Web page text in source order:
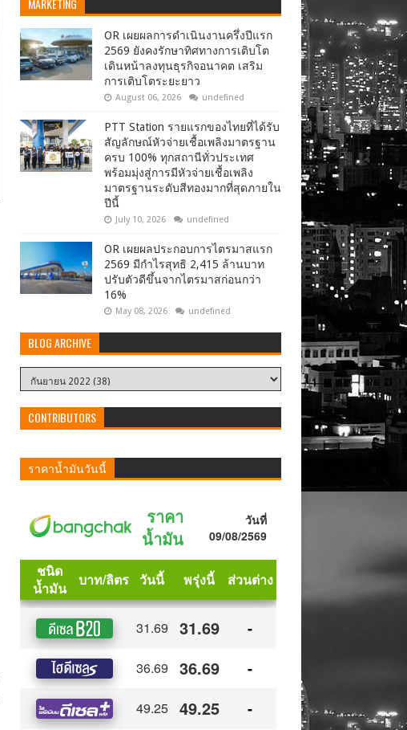
MARKETING
OR เผยผลการดำเนินงานครึ่งปีแรก
2569 ยังคงรักษาทิศทางการเติบโต
เดินหน้าลงทุนธุรกิจอนาคต เสริม
การเติบโตระยะยาว
August 06, 2026 undefined
PTT Station รายแรกของไทยที่ได้รับ
สัญลักษณ์หัวจ่ายเชื้อเพลิงมาตรฐาน
ครบ 100% ทุกสถานีทั่วประเทศ
พร้อมมุ่งสู่การมีหัวจ่ายเชื้อเพลิง
มาตรฐานระดับสีทองมากที่สุดภายใน
ปีนี้
July 10, 2026 undefined
OR เผยผลประกอบการไตรมาสแรก
2569 มีกำไรสุทธิ 2,415 ล้านบาท
ปรับตัวดีขึ้นจากไตรมาสก่อนกว่า
16%
May 08, 2026 undefined
BLOG ARCHIVE
CONTRIBUTORS
ราคาน้ำมันวันนี้